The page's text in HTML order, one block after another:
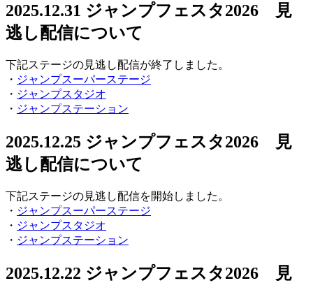
2025.12.31 ジャンプフェスタ2026 見
逃し配信について
下記ステージの見逃し配信が終了しました。
・ ジャンプスーパーステージ
・ ジャンプスタジオ
・ ジャンプステーション
2025.12.25 ジャンプフェスタ2026 見
逃し配信について
下記ステージの見逃し配信を開始しました。
・ ジャンプスーパーステージ
・ ジャンプスタジオ
・ ジャンプステーション
2025.12.22 ジャンプフェスタ2026 見